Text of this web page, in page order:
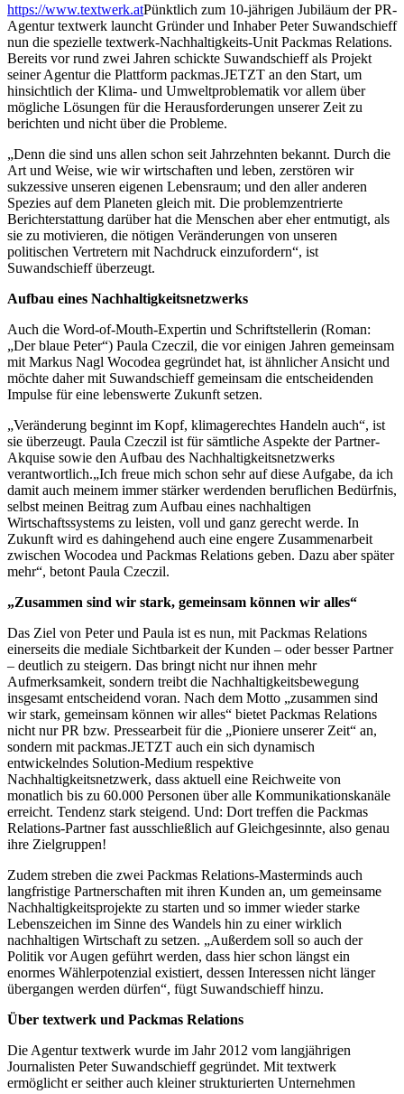
https://www.textwerk.atPünktlich zum 10-jährigen Jubiläum der PR-
Agentur textwerk launcht Gründer und Inhaber Peter Suwandschieff
nun die spezielle textwerk-Nachhaltigkeits-Unit Packmas Relations.
Bereits vor rund zwei Jahren schickte Suwandschieff als Projekt
seiner Agentur die Plattform packmas.JETZT an den Start, um
hinsichtlich der Klima- und Umweltproblematik vor allem über
mögliche Lösungen für die Herausforderungen unserer Zeit zu
berichten und nicht über die Probleme.
„Denn die sind uns allen schon seit Jahrzehnten bekannt. Durch die
Art und Weise, wie wir wirtschaften und leben, zerstören wir
sukzessive unseren eigenen Lebensraum; und den aller anderen
Spezies auf dem Planeten gleich mit. Die problemzentrierte
Berichterstattung darüber hat die Menschen aber eher entmutigt, als
sie zu motivieren, die nötigen Veränderungen von unseren
politischen Vertretern mit Nachdruck einzufordern“, ist
Suwandschieff überzeugt.
Aufbau eines Nachhaltigkeitsnetzwerks
Auch die Word-of-Mouth-Expertin und Schriftstellerin (Roman:
„Der blaue Peter“) Paula Czeczil, die vor einigen Jahren gemeinsam
mit Markus Nagl Wocodea gegründet hat, ist ähnlicher Ansicht und
möchte daher mit Suwandschieff gemeinsam die entscheidenden
Impulse für eine lebenswerte Zukunft setzen.
„Veränderung beginnt im Kopf, klimagerechtes Handeln auch“, ist
sie überzeugt. Paula Czeczil ist für sämtliche Aspekte der Partner-
Akquise sowie den Aufbau des Nachhaltigkeitsnetzwerks
verantwortlich.„Ich freue mich schon sehr auf diese Aufgabe, da ich
damit auch meinem immer stärker werdenden beruflichen Bedürfnis,
selbst meinen Beitrag zum Aufbau eines nachhaltigen
Wirtschaftssystems zu leisten, voll und ganz gerecht werde. In
Zukunft wird es dahingehend auch eine engere Zusammenarbeit
zwischen Wocodea und Packmas Relations geben. Dazu aber später
mehr“, betont Paula Czeczil.
„Zusammen sind wir stark, gemeinsam können wir alles“
Das Ziel von Peter und Paula ist es nun, mit Packmas Relations
einerseits die mediale Sichtbarkeit der Kunden – oder besser Partner
– deutlich zu steigern. Das bringt nicht nur ihnen mehr
Aufmerksamkeit, sondern treibt die Nachhaltigkeitsbewegung
insgesamt entscheidend voran. Nach dem Motto „zusammen sind
wir stark, gemeinsam können wir alles“ bietet Packmas Relations
nicht nur PR bzw. Pressearbeit für die „Pioniere unserer Zeit“ an,
sondern mit packmas.JETZT auch ein sich dynamisch
entwickelndes Solution-Medium respektive
Nachhaltigkeitsnetzwerk, dass aktuell eine Reichweite von
monatlich bis zu 60.000 Personen über alle Kommunikationskanäle
erreicht. Tendenz stark steigend. Und: Dort treffen die Packmas
Relations-Partner fast ausschließlich auf Gleichgesinnte, also genau
ihre Zielgruppen!
Zudem streben die zwei Packmas Relations-Masterminds auch
langfristige Partnerschaften mit ihren Kunden an, um gemeinsame
Nachhaltigkeitsprojekte zu starten und so immer wieder starke
Lebenszeichen im Sinne des Wandels hin zu einer wirklich
nachhaltigen Wirtschaft zu setzen. „Außerdem soll so auch der
Politik vor Augen geführt werden, dass hier schon längst ein
enormes Wählerpotenzial existiert, dessen Interessen nicht länger
übergangen werden dürfen“, fügt Suwandschieff hinzu.
Über textwerk und Packmas Relations
Die Agentur textwerk wurde im Jahr 2012 vom langjährigen
Journalisten Peter Suwandschieff gegründet. Mit textwerk
ermöglicht er seither auch kleiner strukturierten Unternehmen